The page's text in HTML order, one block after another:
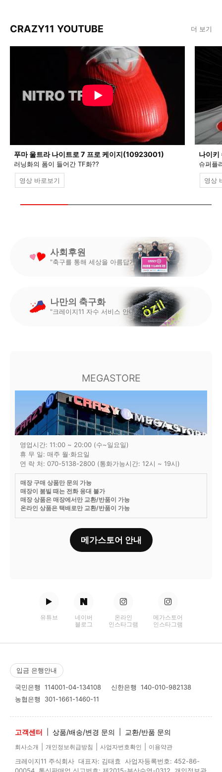
CRAZY11 YOUTUBE 더 보기
푸마 울트라 나이트로 7 프로 케이지(10923001)
러닝화의 폼이 들어간 TF화??
영상 바로보기
나이
슈퍼플
영상
사회후원
"축구를 통해 세상을 아름답게"
나만의 축구화
"크레이지11 자수 서비스 안내"
MEGASTORE
영업시간: 11:00 ~ 20:00 (수~일요일)
휴 무 일: 매주 월·화요일
연 락 처: 070-5138-2800 (통화가능시간: 12시 ~ 19시)
매장 구매 상품만 문의 가능
매장이 붐빌 때는 전화 응대 불가
매장 상품은 매장에서만 교환/반품이 가능
온라인 상품은 택배로만 교환/반품이 가능
메가스토어 안내
유튜브
네이버
블로그
온라인
인스타그램
메가스토어
인스타그램
입금 은행안내
국민은행 114001-04-134108 신한은행 140-010-982138
농협은행 301-1661-1460-11
고객센터 상품/배송/변경 문의 교환/반품 문의
회사소개 개인정보취급방침 사업자번호확인 이용약관
크레이지11 주식회사 대표자: 김태효 사업자등록번호: 452-86-